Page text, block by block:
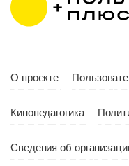
О проекте
Кинопедагогика
Сведения об